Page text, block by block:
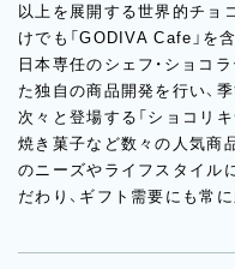
以上を展開する世界的チョ
けでも「GODIVA Cafe」を
日本専任のシェフ・ショコ
た独自の商品開発を行い、
次々と登場する「ショコリキ
焼き菓子など数々の人気商
のニーズやライフスタイル
だわり、ギフト需要にも常